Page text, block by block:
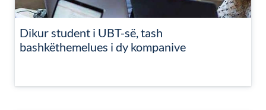
Dikur student i UBT-së, tash
bashkëthemelues i dy kompanive